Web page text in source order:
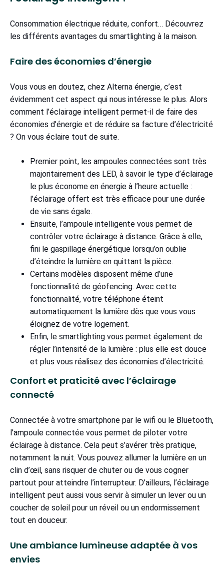
Consommation électrique réduite, confort… Découvrez
les différents avantages du smartlighting à la maison.
Faire des économies d’énergie
Vous vous en doutez, chez Alterna énergie, c’est
évidemment cet aspect qui nous intéresse le plus. Alors
comment l’éclairage intelligent permet-il de faire des
économies d’énergie et de réduire sa facture d’électricité
? On vous éclaire tout de suite.
Premier point, les ampoules connectées sont très
majoritairement des LED, à savoir le type d’éclairage
le plus économe en énergie à l’heure actuelle :
l’éclairage offert est très efficace pour une durée
de vie sans égale.
Ensuite, l’ampoule intelligente vous permet de
contrôler votre éclairage à distance. Grâce à elle,
fini le gaspillage énergétique lorsqu’on oublie
d’éteindre la lumière en quittant la pièce.
Certains modèles disposent même d’une
fonctionnalité de géofencing. Avec cette
fonctionnalité, votre téléphone éteint
automatiquement la lumière dès que vous vous
éloignez de votre logement.
Enfin, le smartlighting vous permet également de
régler l’intensité de la lumière : plus elle est douce
et plus vous réalisez des économies d’électricité.
Confort et praticité avec l’éclairage
connecté
Connectée à votre smartphone par le wifi ou le Bluetooth,
l’ampoule connectée vous permet de piloter votre
éclairage à distance. Cela peut s’avérer très pratique,
notamment la nuit. Vous pouvez allumer la lumière en un
clin d’œil, sans risquer de chuter ou de vous cogner
partout pour atteindre l’interrupteur. D’ailleurs, l’éclairage
intelligent peut aussi vous servir à simuler un lever ou un
coucher de soleil pour un réveil ou un endormissement
tout en douceur.
Une ambiance lumineuse adaptée à vos
envies